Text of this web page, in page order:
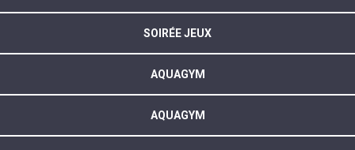
SOIRÉE JEUX
AQUAGYM
AQUAGYM